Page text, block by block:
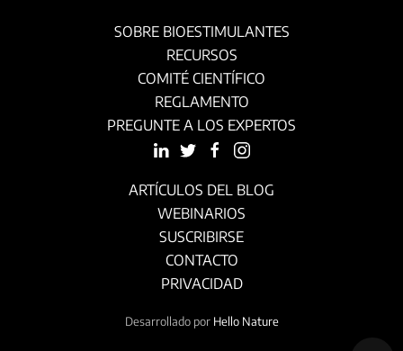
SOBRE BIOESTIMULANTES
RECURSOS
COMITÉ CIENTÍFICO
REGLAMENTO
PREGUNTE A LOS EXPERTOS
ARTÍCULOS DEL BLOG
WEBINARIOS
SUSCRIBIRSE
CONTACTO
PRIVACIDAD
Desarrollado por Hello Nature